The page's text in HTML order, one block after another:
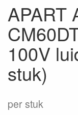
APART
100V
stuk)
per stuk